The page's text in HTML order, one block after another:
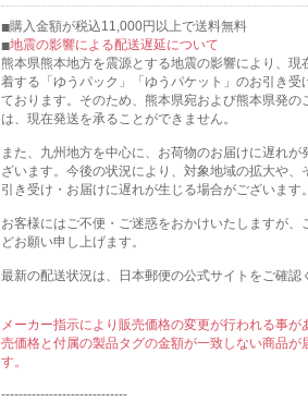
購入金額が税込11,000円以上で送料無料
地震の影響による配送遅延について
熊本県熊本地方を震源とする地震の影響により、現
着する「ゆうパック」「ゆうパケット」のお引き受
ております。そのため、熊本県宛および熊本県発の
は、現在発送を承ることができません。
また、九州地方を中心に、お荷物のお届けに遅れが
ざいます。今後の状況により、対象地域の拡大や、
引き受け・お届けに遅れが生じる場合がございます。
お客様にはご不便・ご迷惑をおかけいたしますが、
どお願い申し上げます。
最新の配送状況は、日本郵便の公式サイトをご確認
メーカー指示により販売価格の変更が行われる事が
売価格と付属の製品タグの金額が一致しない商品が
す。
-----------------------------